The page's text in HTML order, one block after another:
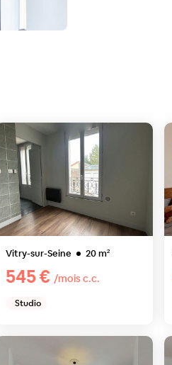
Vitry-sur-Seine 20m²
545 € /mois c.c.
Studio